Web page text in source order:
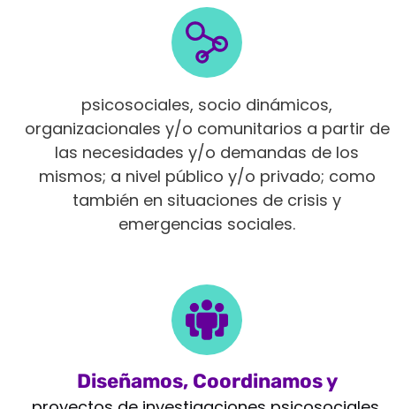
Intervenimos en diferentes ámbitos
psicosociales, socio dinámicos,
organizacionales y/o comunitarios a partir de
las necesidades y/o demandas de los
mismos; a nivel público y/o privado; como
también en situaciones de crisis y
emergencias sociales.
Diseñamos, Coordinamos y